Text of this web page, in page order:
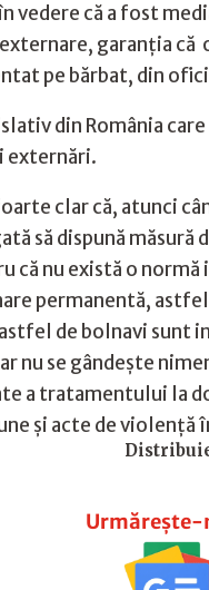
vedere că a fost
garanția
pe bărbat, din
din România
externări.
clar că, atunci
să dispună măsură
că nu există o
permanentă,
de bolnavi
nu se gândește
a tratamentului la
și acte de
Urmărește-